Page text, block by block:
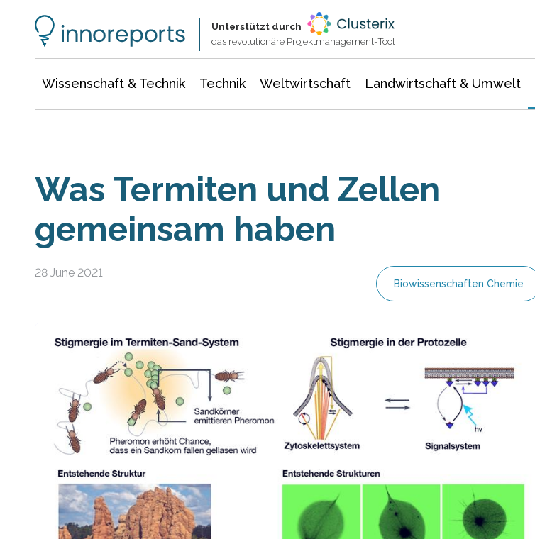
Unterstützt durch
das revolutionäre Projektmanagement-Tool
Wissenschaft & Technik Technik Weltwirtschaft Landwirtschaft & Umwelt
Was Termiten und Zellen
gemeinsam haben
28 June 2021
Biowissenschaften Chemie